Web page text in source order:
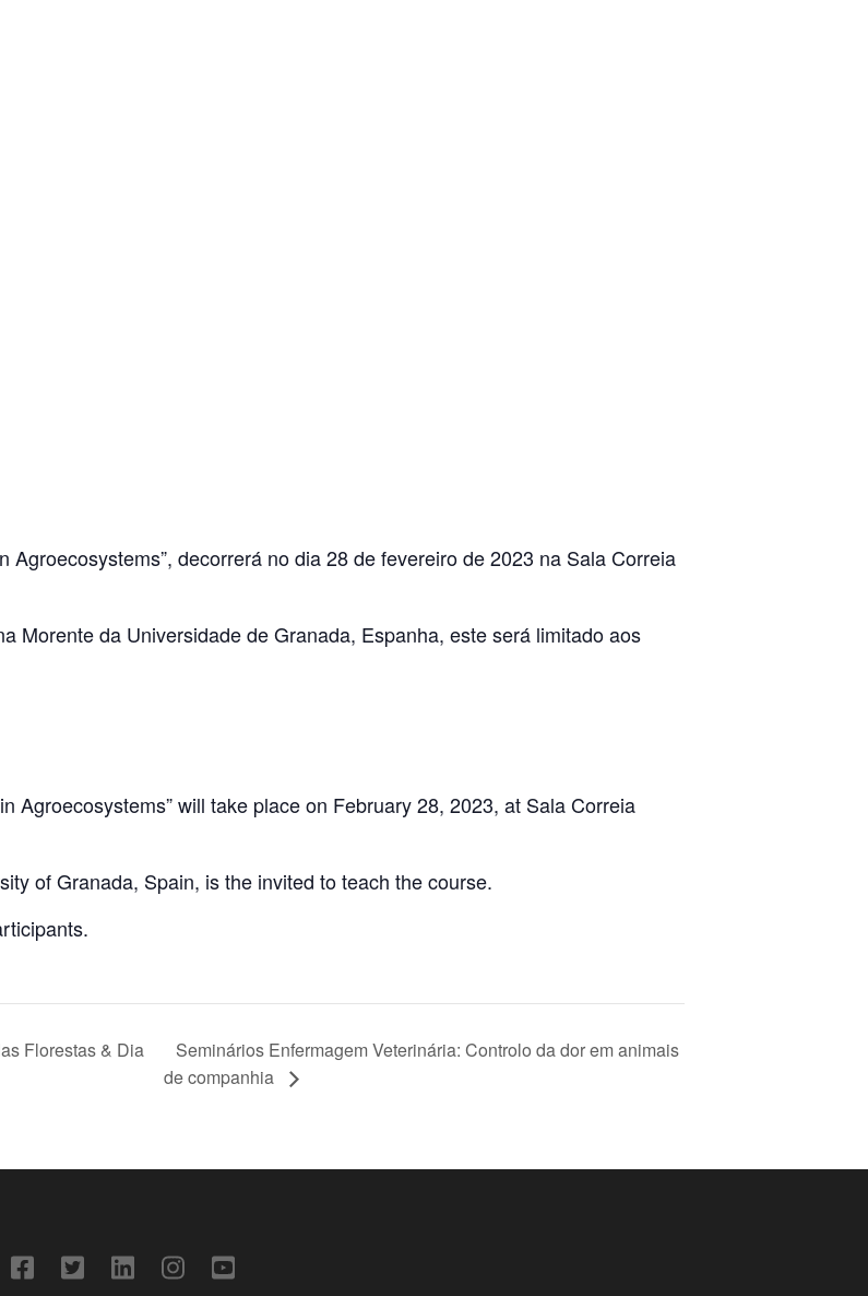
Agroecosystems”, decorrerá no dia 28 de fevereiro de 2023 na Sala Correia
Morente da Universidade de Granada, Espanha, este será limitado aos
Agroecosystems” will take place on February 28, 2023, at Sala Correia
of Granada, Spain, is the invited to teach the course.
Florestas & Dia
Seminários Enfermagem Veterinária: Controlo da dor em animais
de companhia